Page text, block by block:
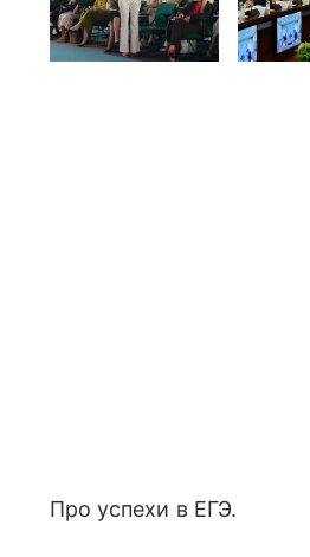
Про успехи в ЕГЭ.